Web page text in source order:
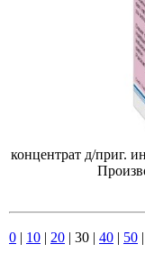
концентрат д/приг.
0 | 10 | 20 | 30 | 40 | 50 |